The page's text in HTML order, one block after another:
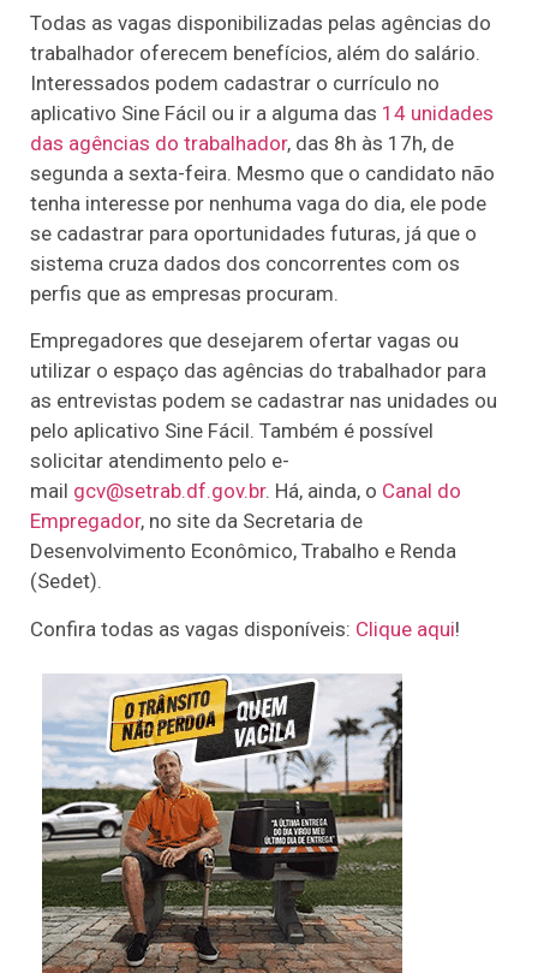
Todas as vagas disponibilizadas pelas agências do
trabalhador oferecem benefícios, além do salário.
Interessados podem cadastrar o currículo no
aplicativo Sine Fácil ou ir a alguma das 14 unidades
das agências do trabalhador, das 8h às 17h, de
segunda a sexta-feira. Mesmo que o candidato não
tenha interesse por nenhuma vaga do dia, ele pode
se cadastrar para oportunidades futuras, já que o
sistema cruza dados dos concorrentes com os
perfis que as empresas procuram.
Empregadores que desejarem ofertar vagas ou
utilizar o espaço das agências do trabalhador para
as entrevistas podem se cadastrar nas unidades ou
pelo aplicativo Sine Fácil. Também é possível
solicitar atendimento pelo e-
mail gcv@setrab.df.gov.br. Há, ainda, o Canal do
Empregador, no site da Secretaria de
Desenvolvimento Econômico, Trabalho e Renda
(Sedet).
Confira todas as vagas disponíveis: Clique aqui!